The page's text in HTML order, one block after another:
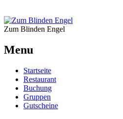
Zum Blinden Engel
Menu
Startseite
Restaurant
Buchung
Gruppen
Gutscheine